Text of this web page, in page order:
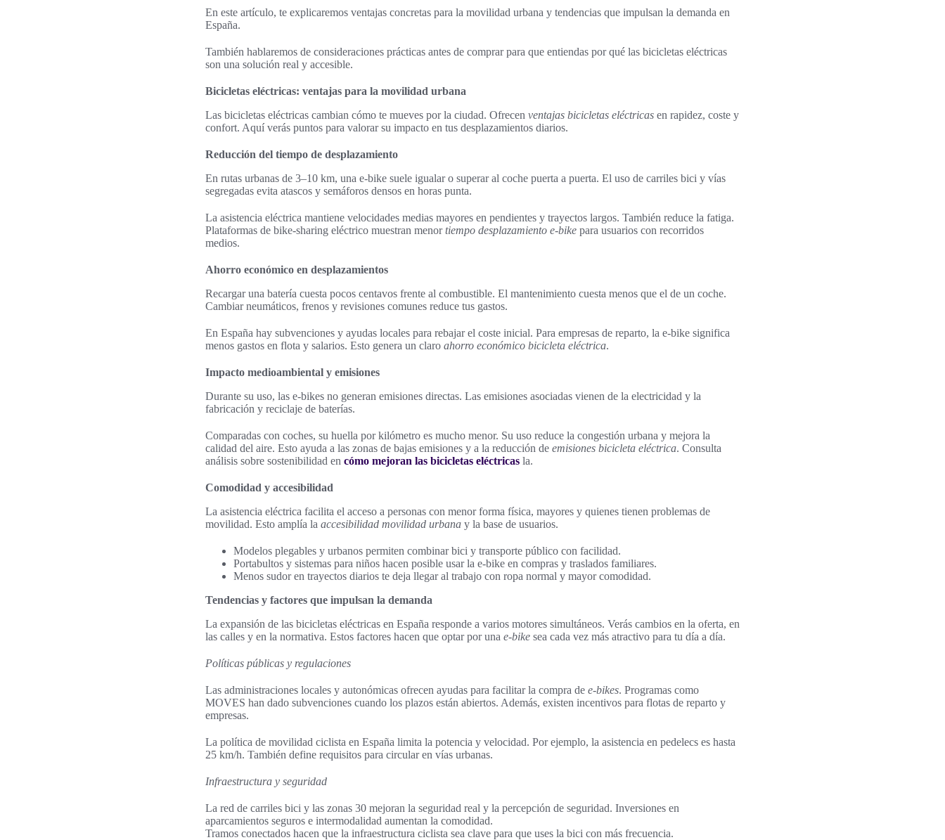
En este artículo, te explicaremos ventajas concretas para la movilidad urbana y tendencias que impulsan la demanda en
España.
También hablaremos de consideraciones prácticas antes de comprar para que entiendas por qué las bicicletas eléctricas
son una solución real y accesible.
Bicicletas eléctricas: ventajas para la movilidad urbana
Las bicicletas eléctricas cambian cómo te mueves por la ciudad. Ofrecen ventajas bicicletas eléctricas en rapidez, coste y
confort. Aquí verás puntos para valorar su impacto en tus desplazamientos diarios.
Reducción del tiempo de desplazamiento
En rutas urbanas de 3–10 km, una e-bike suele igualar o superar al coche puerta a puerta. El uso de carriles bici y vías
segregadas evita atascos y semáforos densos en horas punta.
La asistencia eléctrica mantiene velocidades medias mayores en pendientes y trayectos largos. También reduce la fatiga.
Plataformas de bike-sharing eléctrico muestran menortiempo desplazamiento e-bike para usuarios con recorridos
medios.
Ahorro económico en desplazamientos
Recargar una batería cuesta pocos centavos frente al combustible. El mantenimiento cuesta menos que el de un coche.
Cambiar neumáticos, frenos y revisiones comunes reduce tus gastos.
En España hay subvenciones y ayudas locales para rebajar el coste inicial. Para empresas de reparto, la e-bike significa
menos gastos en flota y salarios. Esto genera un claro ahorro económico bicicleta eléctrica.
Impacto medioambiental y emisiones
Durante su uso, las e-bikes no generan emisiones directas. Las emisiones asociadas vienen de la electricidad y la
fabricación y reciclaje de baterías.
Comparadas con coches, su huella por kilómetro es mucho menor. Su uso reduce la congestión urbana y mejora la
calidad del aire. Esto ayuda a las zonas de bajas emisiones y a la reducción de emisiones bicicleta eléctrica. Consulta
análisis sobre sostenibilidad en cómo mejoran las bicicletas eléctricas la.
Comodidad y accesibilidad
La asistencia eléctrica facilita el acceso a personas con menor forma física, mayores y quienes tienen problemas de
movilidad. Esto amplía la accesibilidad movilidad urbana y la base de usuarios.
Modelos plegables y urbanos permiten combinar bici y transporte público con facilidad.
Portabultos y sistemas para niños hacen posible usar la e-bike en compras y traslados familiares.
Menos sudor en trayectos diarios te deja llegar al trabajo con ropa normal y mayor comodidad.
Tendencias y factores que impulsan la demanda
La expansión de las bicicletas eléctricas en España responde a varios motores simultáneos. Verás cambios en la oferta, en
las calles y en la normativa. Estos factores hacen que optar por una e-bike sea cada vez más atractivo para tu día a día.
Políticas públicas y regulaciones
Las administraciones locales y autonómicas ofrecen ayudas para facilitar la compra de e-bikes. Programas como
MOVES han dado subvenciones cuando los plazos están abiertos. Además, existen incentivos para flotas de reparto y
empresas.
La política de movilidad ciclista en España limita la potencia y velocidad. Por ejemplo, la asistencia en pedelecs es hasta
25 km/h. También define requisitos para circular en vías urbanas.
Infraestructura y seguridad
La red de carriles bici y las zonas 30 mejoran la seguridad real y la percepción de seguridad. Inversiones en
aparcamientos seguros e intermodalidad aumentan la comodidad.
Tramos conectados hacen que la infraestructura ciclista sea clave para que uses la bici con más frecuencia.